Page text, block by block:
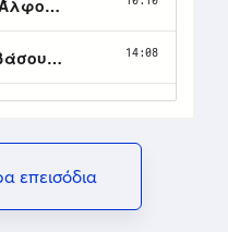
επεισόδια